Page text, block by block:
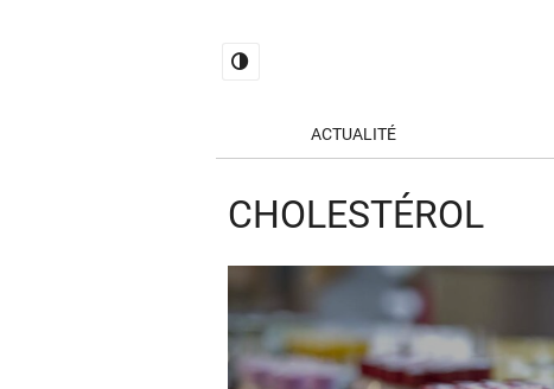
ACTUALITÉ
CHOLESTÉROL